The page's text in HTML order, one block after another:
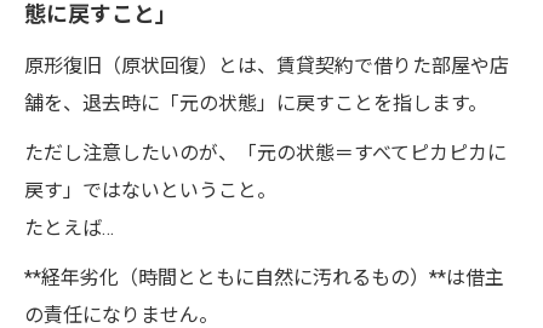
態に戻すこと」
原形復旧（原状回復）とは、賃貸契約で借りた部屋や店
舗を、退去時に「元の状態」に戻すことを指します。
ただし注意したいのが、「元の状態＝すべてピカピカに
戻す」ではないということ。
たとえば…
**経年劣化（時間とともに自然に汚れるもの）**は借主
の責任になりません。